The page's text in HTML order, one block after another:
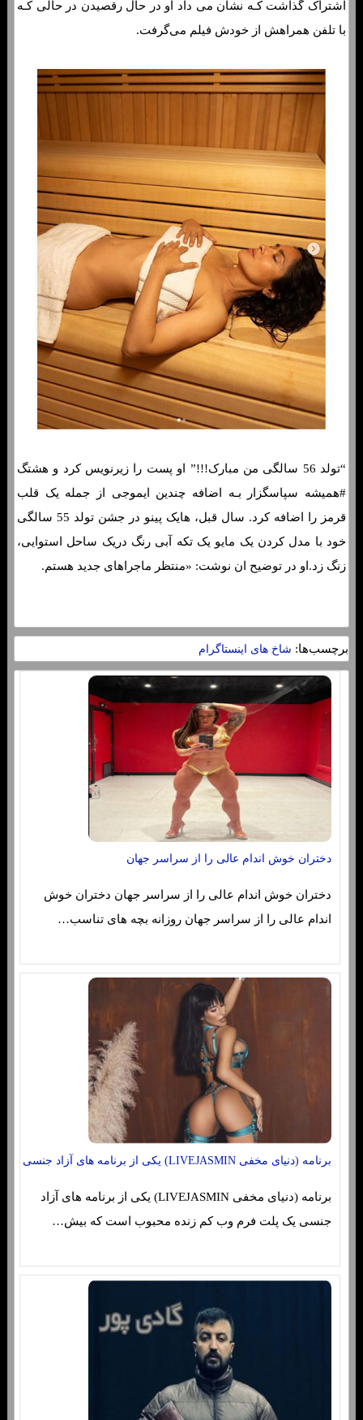
اشتراک گذاشت کـه نشان می داد او در حال رقصیدن در حالی کـه
با تلفن همراهش از خودش فیلم می‌گرفت.
“تولد 56 سالگی من مبارک!!!” او پست را زیرنویس کرد و هشتگ
#همیشه سپاسگزار بـه اضافه چندین ایموجی از جمله یک قلب
قرمز را اضافه کرد. سال قبل، هایک پینو در جشن تولد 55 سالگی
خود با مدل کردن یک مایو یک تکه آبی رنگ دریک ساحل استوایی،
زنگ زد.او در توضیح ان نوشت: «منتظر ماجراهای جدید هستم.
برچسب‌ها: شاخ های اینستاگرام
دختران خوش اندام عالی را از سراسر جهان
دختران خوش اندام عالی را از سراسر جهان دختران خوش
اندام عالی را از سراسر جهان روزانه بچه های تناسب…
برنامه (دنیای مخفی LIVEJASMIN) یکی از برنامه های آزاد جنسی
برنامه (دنیای مخفی LIVEJASMIN) یکی از برنامه های آزاد
جنسی یک پلت فرم وب کم زنده محبوب است که بیش…